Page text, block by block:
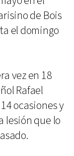
de Bois
el domingo
vez en 18
Rafael
ocasiones y
lesión que lo